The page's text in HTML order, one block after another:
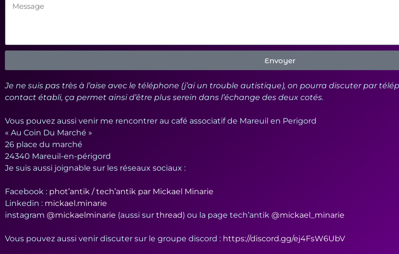
Envoyer
Je ne suis pas très à l’aise avec le téléphone (j’ai un trouble autistique), on pourra discuter par
contact établi, ça permet ainsi d’être plus serein dans l’échange des deux cotés.
Vous pouvez aussi venir me rencontrer au café associatif de Mareuil en Perigord
« Au Coin Du Marché »
26 place du marché
24340 Mareuil-en-périgord
Je suis aussi joignable sur les réseaux sociaux :
Facebook : phot’antik / tech’antik par Mickael Minarie
Linkedin : mickael.minarie
instagram @mickaelminarie (aussi sur thread) ou la page tech’antik @mickael_minarie
Vous pouvez aussi venir discuter sur le groupe discord : https://discord.gg/ej4FsW6UbV